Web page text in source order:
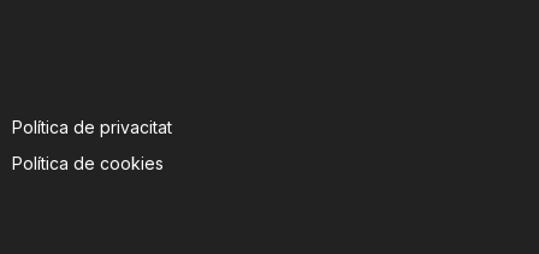
Política de privacitat
Política de cookies